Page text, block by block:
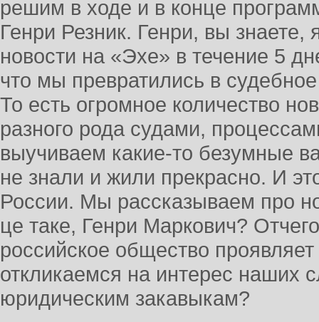
решим в ходе и в конце
Генри Резник. Генри, вы знаете,
новости на «Эхе» в течение 5
что мы превратились в
То есть огромное количество
разного рода судами,
выучиваем какие-то безумные
не знали и жили прекрасно. И
России. Мы рассказываем про
це таке, Генри Маркович?
российское общество
откликаемся на интерес наших
юридическим закавыкам?